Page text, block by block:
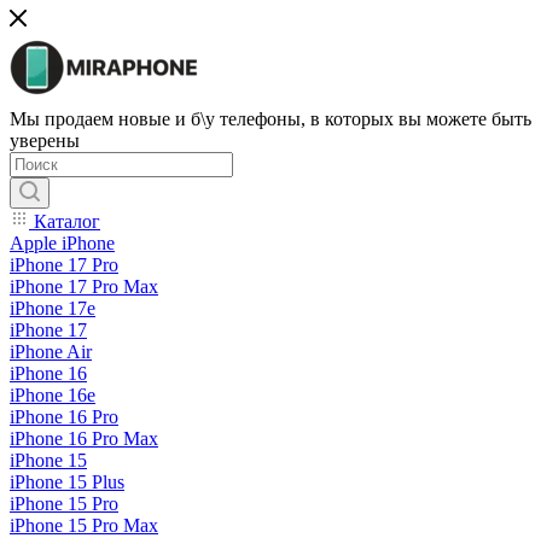
Мы продаем новые и б\у телефоны, в которых вы можете быть
уверены
Каталог
Apple iPhone
iPhone 17 Pro
iPhone 17 Pro Max
iPhone 17e
iPhone 17
iPhone Air
iPhone 16
iPhone 16e
iPhone 16 Pro
iPhone 16 Pro Max
iPhone 15
iPhone 15 Plus
iPhone 15 Pro
iPhone 15 Pro Max